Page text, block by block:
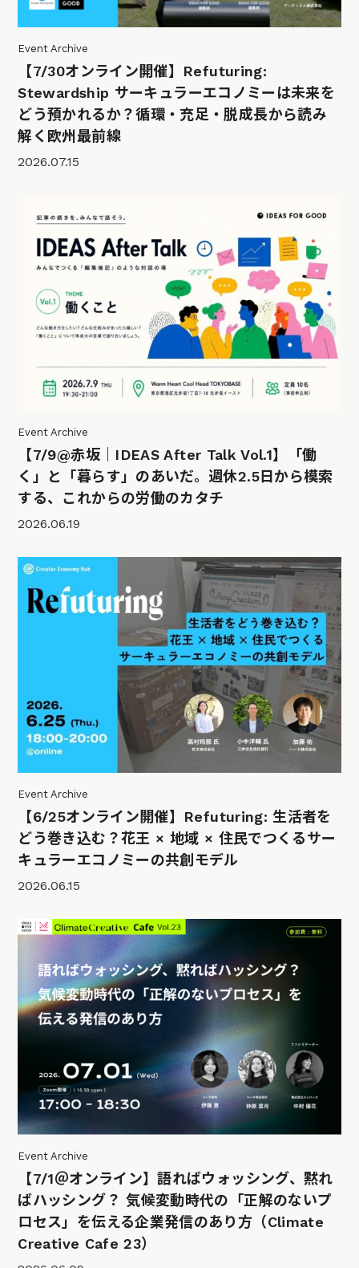
Event Archive
【7/30オンライン開催】Refuturing:
Stewardship サーキュラーエコノミーは未来を
どう預かれるか？循環・充足・脱成長から読み
解く欧州最前線
2026.07.15
Event Archive
【7/9@赤坂｜IDEAS After Talk Vol.1】「働
く」と「暮らす」のあいだ。週休2.5日から模索
する、これからの労働のカタチ
2026.06.19
Event Archive
【6/25オンライン開催】Refuturing: 生活者を
どう巻き込む？花王 × 地域 × 住民でつくるサー
キュラーエコノミーの共創モデル
2026.06.15
Event Archive
【7/1＠オンライン】語ればウォッシング、黙れ
ばハッシング？ 気候変動時代の「正解のないプ
ロセス」を伝える企業発信のあり方（Climate
Creative Cafe 23）